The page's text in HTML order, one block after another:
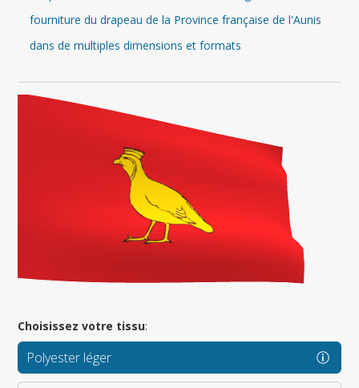
fourniture du drapeau de la Province française de l'Aunis
dans de multiples dimensions et formats
Choisissez votre tissu:
Polyester léger